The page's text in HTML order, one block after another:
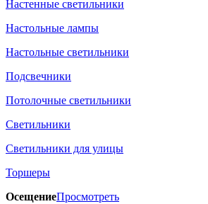
Настенные светильники
Настольные лампы
Настольные светильники
Подсвечники
Потолочные светильники
Светильники
Светильники для улицы
Торшеры
ОсещениеПросмотреть